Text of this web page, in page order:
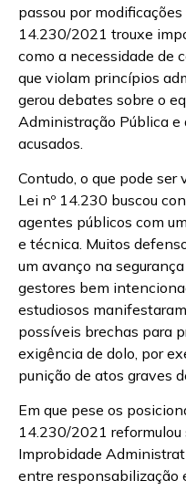
passou por
14.230/2021 trouxe
como a necessidade de
que violam princípios
gerou debates sobre o
Administração Pública
acusados.
Contudo, o que pode
Lei nº 14.230 buscou
agentes públicos com
e técnica. Muitos
um avanço na
gestores bem
estudiosos
possíveis brechas para
exigência de dolo, por
punição de atos graves
Em que pese os
14.230/2021
Improbidade
entre responsabilização